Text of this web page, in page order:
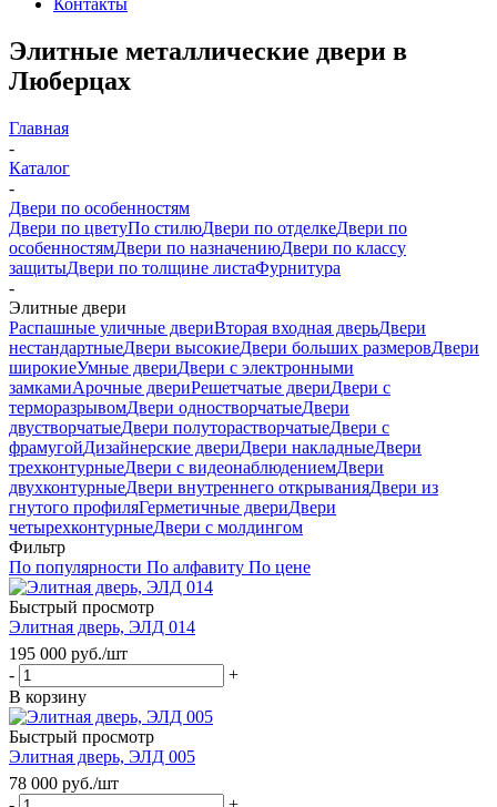
Контакты
Элитные металлические двери в
Люберцах
Главная
-
Каталог
-
Двери по особенностям
Двери по цветуПо стилюДвери по отделкеДвери по
особенностямДвери по назначениюДвери по классу
защитыДвери по толщине листаФурнитура
-
Элитные двери
Распашные уличные двериВторая входная дверьДвери
нестандартныеДвери высокиеДвери больших размеровДвери
широкиеУмные двериДвери с электронными
замкамиАрочные двериРешетчатые двериДвери с
терморазрывомДвери одностворчатыеДвери
двустворчатыеДвери полуторастворчатыеДвери с
фрамугойДизайнерские двериДвери накладныеДвери
трехконтурныеДвери с видеонаблюдениемДвери
двухконтурныеДвери внутреннего открыванияДвери из
гнутого профиляГерметичные двериДвери
четырехконтурныеДвери с молдингом
Фильтр
По популярности По алфавиту По цене
Быстрый просмотр
Элитная дверь, ЭЛД 014
195 000 руб./шт
-
+
В корзину
Быстрый просмотр
Элитная дверь, ЭЛД 005
78 000 руб./шт